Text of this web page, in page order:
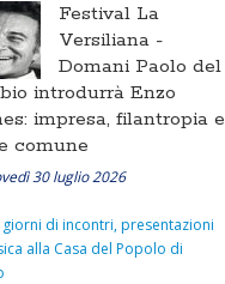
Festival La
Versiliana -
Domani Paolo del
introdurrà Enzo
impresa, filantropia e
comune
30 luglio 2026